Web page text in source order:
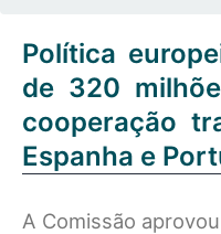
Política
de 320
cooperação
Espanha e
A Comissão